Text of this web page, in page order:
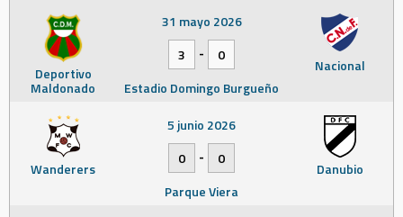
Deportivo
Maldonado
Nacional
31 mayo 2026
3
-
0
Estadio Domingo Burgueño
Wanderers Danubio
5 junio 2026
0
-
0
Parque Viera